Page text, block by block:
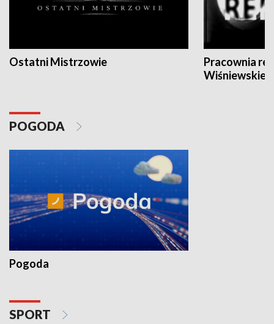
Ostatni Mistrzowie
Pracownia
POGODA
Pogoda
SPORT